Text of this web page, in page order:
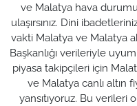
ve Malatya hava
ulaşırsınız. Dini
vakti Malatya ve Malatya
Başkanlığı verileriyle
piyasa takipçileri için
ve Malatya canlı altın
yansıtıyoruz. Bu